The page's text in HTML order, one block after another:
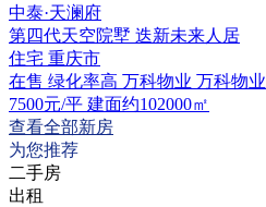
中泰·天澜府
第四代天空院墅 迭新未来人居
住宅 重庆市
在售 绿化率高 万科物业 万科物业
7500元/平 建面约102000㎡
查看全部新房
为您推荐
二手房
出租